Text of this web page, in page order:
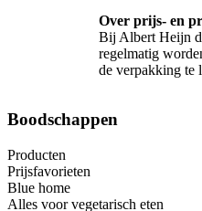
Over prijs- en
Bij Albert Heijn
regelmatig
de verpakking te
Boodschappen
Producten
Prijsfavorieten
Blue home
Alles voor vegetarisch eten